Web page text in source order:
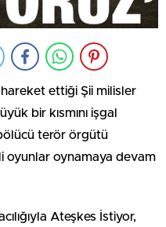
ettiği Şii milisler
bir kısmını işgal
terör örgütü
oyunlar oynamaya devam
Ateşkes İstiyor,